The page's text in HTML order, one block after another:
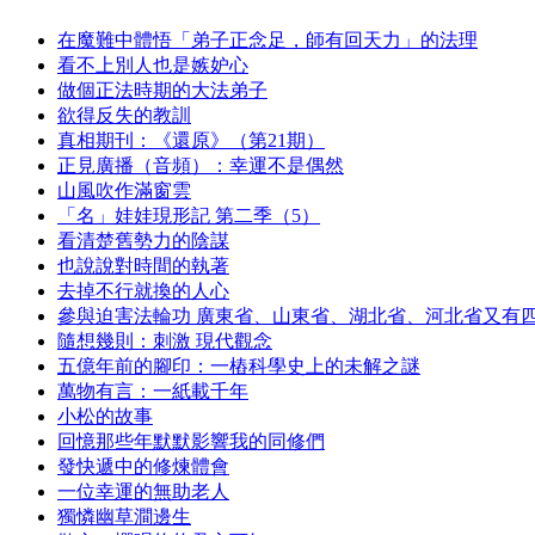
在魔難中體悟「弟子正念足，師有回天力」的法理
看不上別人也是嫉妒心
做個正法時期的大法弟子
欲得反失的教訓
真相期刊：《還原》（第21期）
正見廣播（音頻）：幸運不是偶然
山風吹作滿窗雲
「名」娃娃現形記 第二季（5）
看清楚舊勢力的陰謀
也說說對時間的執著
去掉不行就換的人心
參與迫害法輪功 廣東省、山東省、湖北省、河北省又有
隨想幾則：刺激 現代觀念
五億年前的腳印：一樁科學史上的未解之謎
萬物有言：一紙載千年
小松的故事
回憶那些年默默影響我的同修們
發快遞中的修煉體會
一位幸運的無助老人
獨憐幽草澗邊生